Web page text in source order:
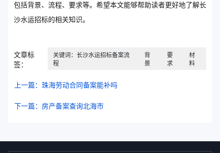
包括背景、流程、要求等。希望本文能够帮助读者更好地了解长
沙水运招标的相关知识。
文章标
签：
关键词：长沙水运招标备案流
程
背
景
要
求
材
料
上一篇：珠海劳动合同备案能补吗
下一篇：房产备案查询北海市